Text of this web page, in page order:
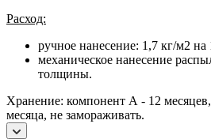
Расход:
ручное нанесение: 1,7 кг/м2
механическое нанесение
толщины.
Хранение: компонент А - 12
месяца, не замораживать.